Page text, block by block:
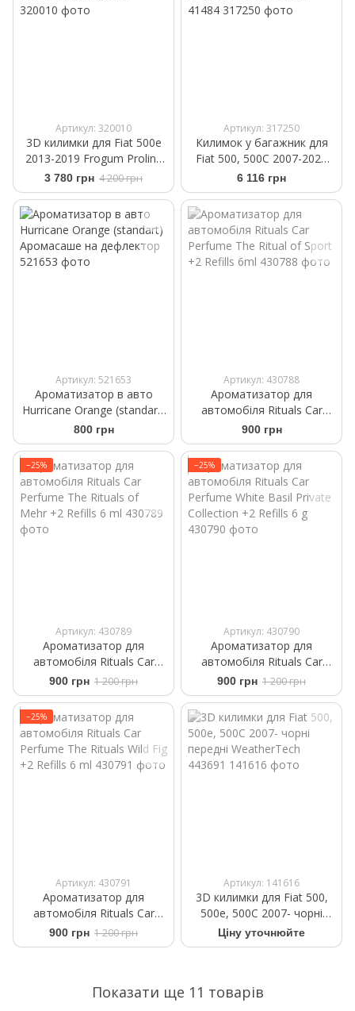
Артикул: 320010
3D килимки для Fiat 500e
2013-2019 Frogum Proline
FG 3D426856
3 780 грн 4 200 грн
Артикул: 317250
Килимок у багажник для
Fiat 500, 500C 2007-2021
бежевий WeatherTech
41484
6 116 грн
Артикул: 521653
Ароматизатор в авто
Hurricane Orange (standart)
Аромасаше на дефлектор
800 грн
Артикул: 430788
Ароматизатор для
автомобіля Rituals Car
Perfume The Ritual of Sport
+2 Refills 6ml
900 грн
−25%
Артикул: 430789
Ароматизатор для
автомобіля Rituals ​Car
Perfume The Rituals of
Mehr +2 Refills 6 ml
900 грн 1 200 грн
−25%
Артикул: 430790
Ароматизатор для
автомобіля Rituals ​Car
Perfume ​White Basil Private
Collection +2 Refills 6 g
900 грн 1 200 грн
−25%
Артикул: 430791
Ароматизатор для
автомобіля Rituals ​Car
Perfume The Rituals Wild Fig
+2 Refills 6 ml
900 грн 1 200 грн
Артикул: 141616
3D килимки для Fiat 500,
500e, 500C 2007- чорні
передні WeatherTech
443691
Ціну уточнюйте
Показати ще 11 товарів